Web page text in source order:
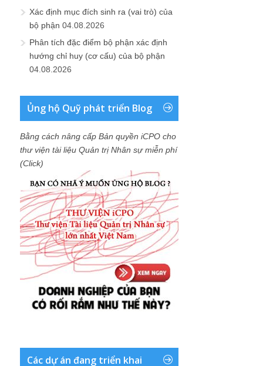
Xác định mục đích sinh ra (vai trò) của
bộ phận 04.08.2026
Phân tích đặc điểm bộ phận xác định
hướng chỉ huy (cơ cấu) của bộ phận
04.08.2026
Ủng hộ Quỹ phát triển Blog
Bằng cách nâng cấp Bản quyền iCPO cho
thư viện tài liệu Quản trị Nhân sự miễn phí
(Click)
Các dự án đang triển khai